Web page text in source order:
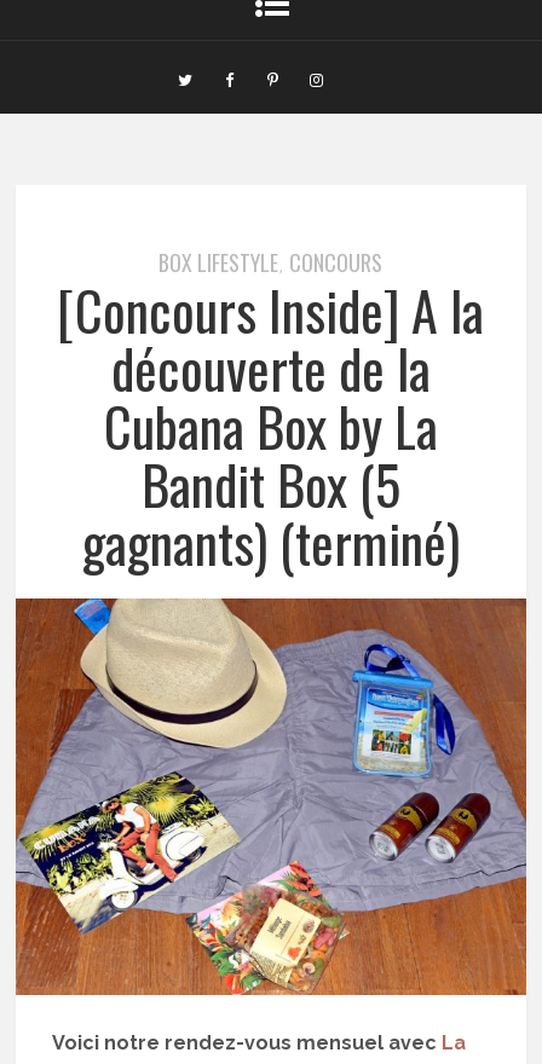
BOX LIFESTYLE, CONCOURS
[Concours Inside] A la
découverte de la
Cubana Box by La
Bandit Box (5
gagnants) (terminé)
Voici notre rendez-vous mensuel avec La